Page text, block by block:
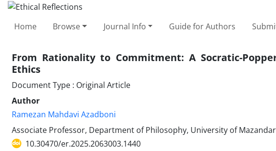
Home Browse Journal Info Guide for Authors
From Rationality to Commitment: A Socratic-
Ethics
Document Type : Original Article
Author
Ramezan Mahdavi Azadboni
Associate Professor, Department of Philosophy, University of
10.30470/er.2025.2063003.1440